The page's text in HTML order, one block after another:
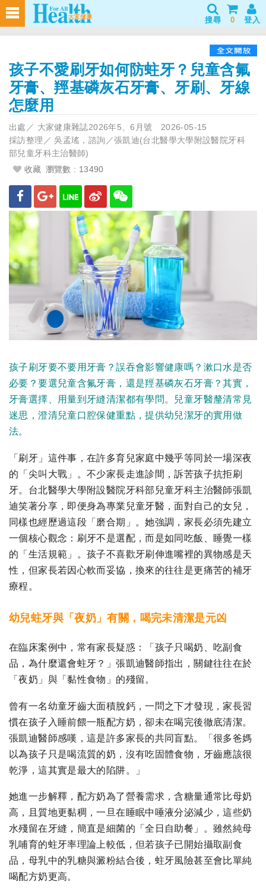
搜尋 0 登入
孩子不愛刷牙如何防蛀牙？兒童含氟
牙膏、羥基磷灰石牙膏、牙刷、牙線
怎麼用
出處／ 大家健康雜誌2026年5、6月號 2026-05-15
採訪整理／ 吳孟瑤，諮詢／張凱迪(台北醫學大學附設醫院牙科
部兒童牙科主治醫師)
收藏 瀏覽數 : 13490
孩子刷牙要不要用牙膏？誤吞會影響健康嗎？漱口水是否
必要？要選兒童含氟牙膏，還是羥基磷灰石牙膏？其實，
牙膏選擇、用量到牙縫清潔都有學問。兒童牙醫釐清常見
迷思，澄清兒童口腔保健重點，提供幼兒潔牙的實用做
法。
「刷牙」這件事，在許多育兒家庭中幾乎等同於一場深夜
的「尖叫大戰」。不少家長走進診間，訴苦孩子抗拒刷
牙。台北醫學大學附設醫院牙科部兒童牙科主治醫師張凱
迪笑著分享，即便身為專業兒童牙醫，面對自己的女兒，
同樣也經歷過這段「磨合期」。她強調，家長必須先建立
一個核心觀念：刷牙不是選配，而是如同吃飯、睡覺一樣
的「生活規範」。孩子不喜歡牙刷伸進嘴裡的異物感是天
性，但家長若因心軟而妥協，換來的往往是更痛苦的補牙
療程。
幼兒蛀牙與「夜奶」有關，喝完未清潔是元凶
在臨床案例中，常有家長疑惑：「孩子只喝奶、吃副食
品，為什麼還會蛀牙？」張凱迪醫師指出，關鍵往往在於
「夜奶」與「黏性食物」的殘留。
曾有一名幼童牙齒大面積脫鈣，一問之下才發現，家長習
慣在孩子入睡前餵一瓶配方奶，卻未在喝完後徹底清潔。
張凱迪醫師感嘆，這是許多家長的共同盲點。「很多爸媽
以為孩子只是喝流質的奶，沒有吃固體食物，牙齒應該很
乾淨，這其實是最大的陷阱。」
她進一步解釋，配方奶為了營養需求，含糖量通常比母奶
高，且質地更黏稠，一旦在睡眠中唾液分泌減少，這些奶
水殘留在牙縫，簡直是細菌的「全日自助餐」。雖然純母
乳哺育的蛀牙率理論上較低，但若孩子已開始攝取副食
品，母乳中的乳糖與澱粉結合後，蛀牙風險甚至會比單純
喝配方奶更高。